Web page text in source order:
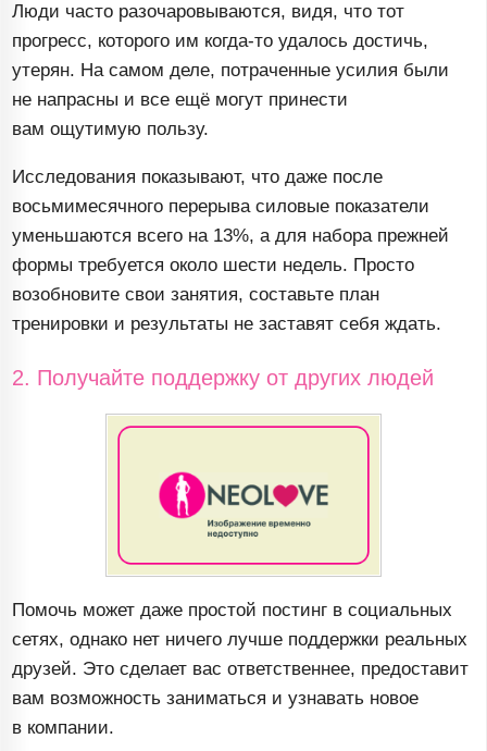
Люди часто разочаровываются, видя, что тот
прогресс, которого им когда-то удалось достичь,
утерян. На самом деле, потраченные усилия были
не напрасны и все ещё могут принести
вам ощутимую пользу.
Исследования показывают, что даже после
восьмимесячного перерыва силовые показатели
уменьшаются всего на 13%, а для набора прежней
формы требуется около шести недель. Просто
возобновите свои занятия, составьте план
тренировки и результаты не заставят себя ждать.
2. Получайте поддержку от других людей
Помочь может даже простой постинг в социальных
сетях, однако нет ничего лучше поддержки реальных
друзей. Это сделает вас ответственнее, предоставит
вам возможность заниматься и узнавать новое
в компании.